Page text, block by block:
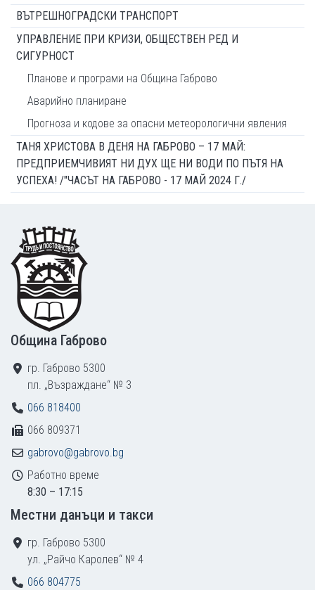
ВЪТРЕШНОГРАДСКИ ТРАНСПОРТ
УПРАВЛЕНИЕ ПРИ КРИЗИ, ОБЩЕСТВЕН РЕД И
СИГУРНОСТ
Планове и програми на Община Габрово
Аварийно планиране
Прогноза и кодове за опасни метеорологични явления
ТАНЯ ХРИСТОВА В ДЕНЯ НА ГАБРОВО – 17 МАЙ:
ПРЕДПРИЕМЧИВИЯТ НИ ДУХ ЩЕ НИ ВОДИ ПО ПЪТЯ НА
УСПЕХА! /"ЧАСЪТ НА ГАБРОВО - 17 МАЙ 2024 Г./
Footer
Община Габрово
гр. Габрово 5300
пл. „Възраждане“ № 3
066 818400
066 809371
gabrovo@gabrovo.bg
Работно време
8:30 – 17:15
Местни данъци и такси
гр. Габрово 5300
ул. „Райчо Каролев“ № 4
066 804775